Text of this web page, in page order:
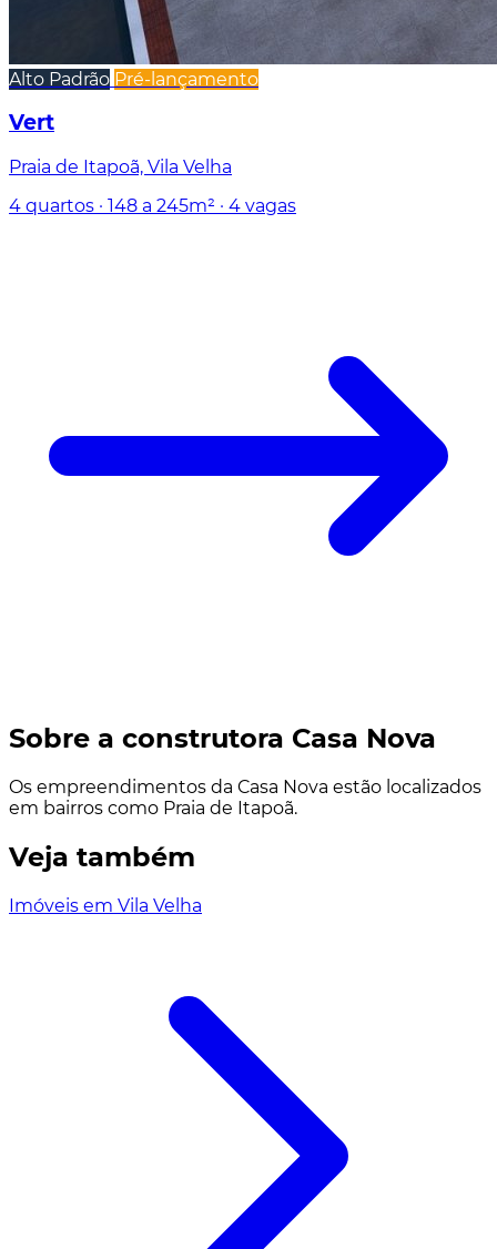
Alto Padrão Pré-lançamento
Vert
Praia de Itapoã, Vila Velha
4 quartos · 148 a 245m² · 4 vagas
Sobre a construtora Casa Nova
Os empreendimentos da Casa Nova estão localizados
em bairros como Praia de Itapoã.
Veja também
Imóveis em Vila Velha